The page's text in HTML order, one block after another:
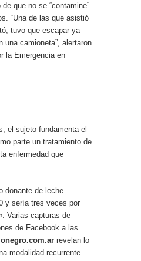
que no se “contamine”
“Una de las que asistió
tuvo que escapar ya
una camioneta”, alertaron
la Emergencia en
el sujeto fundamenta el
parte un tratamiento de
enfermedad que
donante de leche
y sería tres veces por
Varias capturas de
de Facebook a las
revelan lo
modalidad recurrente.